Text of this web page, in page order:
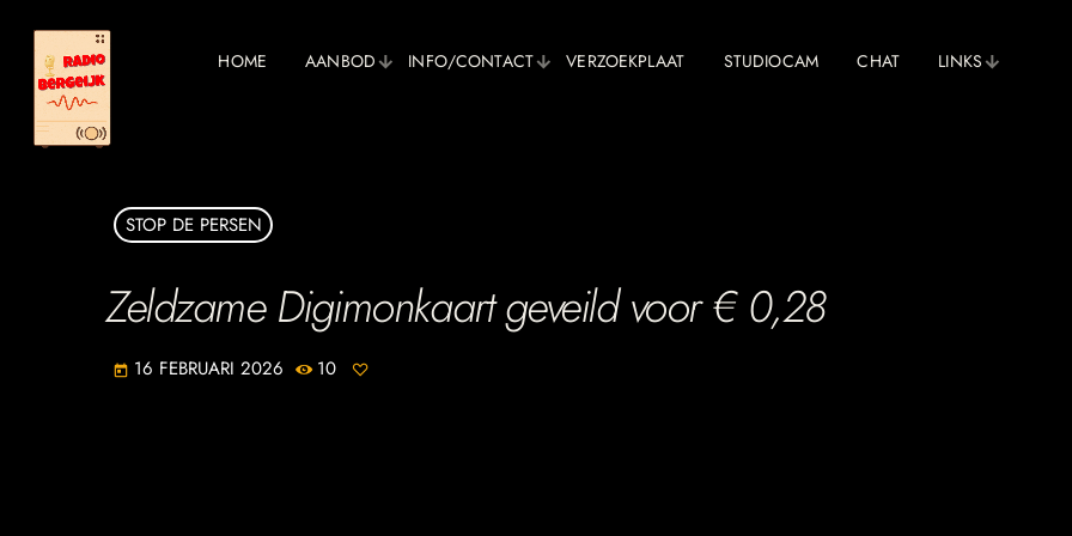
HOME AANBOD INFO/CONTACT VERZOEKPLAAT STUDIOCAM CHAT LINKS
STOP DE PERSEN
Zeldzame Digimonkaart geveild voor € 0,28
today 16 FEBRUARI 2026 10